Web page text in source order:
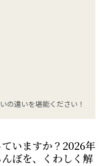
の違いを堪能ください！
いますか？2026年
ぼを、くわしく解